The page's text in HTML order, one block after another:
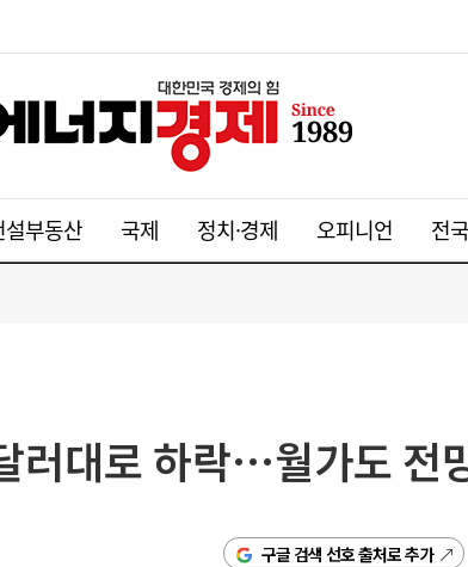
설부동산 국제 정치·경제 오피니언 전
러대로 하락…월가도 전
구글 검색 선호 출처로 추가
14:10